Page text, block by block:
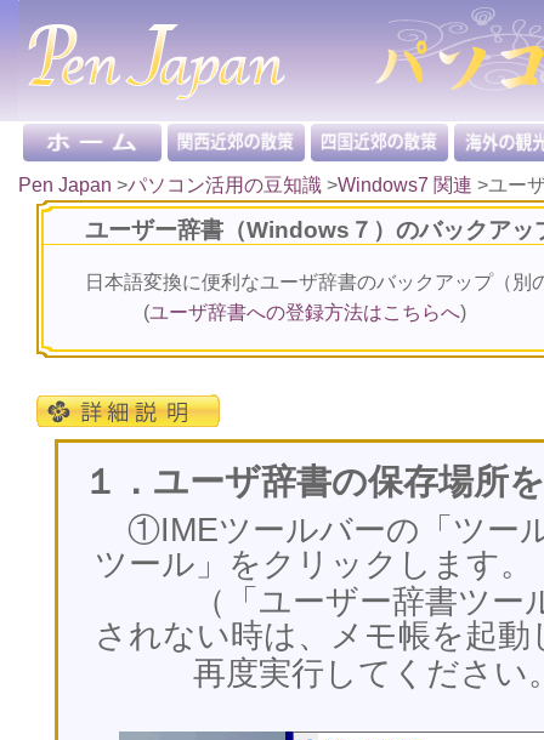
Pen Japan >パソコン活用の豆知識 >Windows7 関連 >ユー
ユーザー辞書（Windows７）のバックアッ
日本語変換に便利なユーザ辞書のバックアップ（別
(ユーザ辞書への登録方法はこちらへ)
１．ユーザ辞書の保存場所
①IMEツールバーの「ツー
ツール」をクリックします。
（「ユーザー辞書ツール
されない時は、メモ帳を起動
再度実行してください